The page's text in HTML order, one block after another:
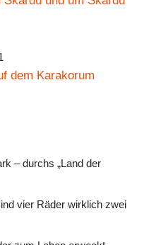
dem Karakorum
– durchs „Land der
vier Räder wirklich zwei